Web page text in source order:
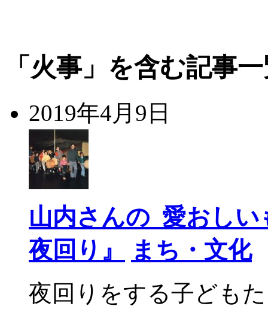
「火事」を含む記事
2019年4月9日
山内さんの 愛おしい
夜回り』
まち・文化
夜回りをする子ども